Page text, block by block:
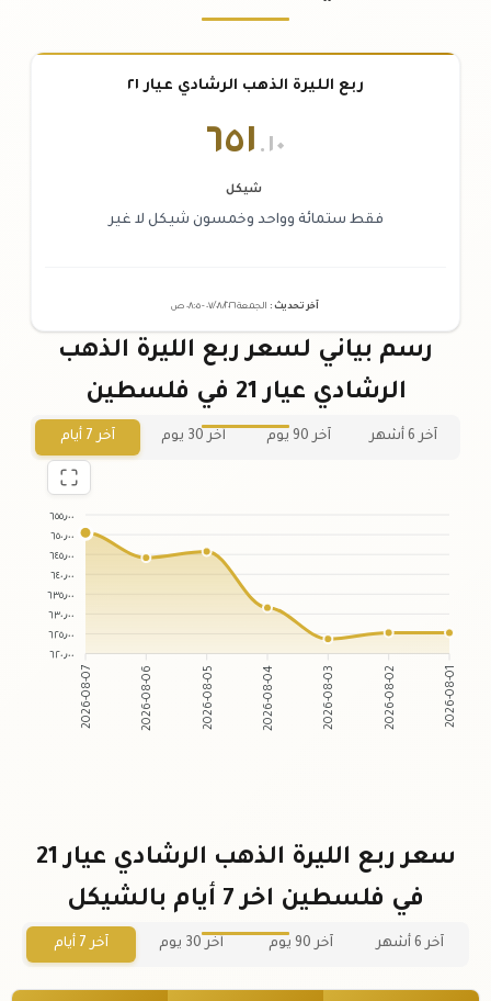
ربع الليرة الذهب الرشادي عيار ٢١
٦٥١ .١٠
شيكل
فقط ستمائة وواحد وخمسون شيكل لا غير
آخر تحديث : الجمعة ٠٧ /٠٨/٢٠٢٦ - ٠٨:٠٥ ص
رسم بياني لسعر ربع الليرة الذهب
الرشادي عيار 21 في فلسطين
آخر 6 أشهر آخر 90 يوم آخر 30 يوم آخر 7 أيام
٦٥٥٫٠٠
٦٥٠٫٠٠
٦٤٥٫٠٠
٦٤٠٫٠٠
٦٣٥٫٠٠
٦٣٠٫٠٠
٦٢٥٫٠٠
٦٢٠٫٠٠
2026-08-07 2026-08-06 2026-08-05 2026-08-04 2026-08-03 2026-08-02 2026-08-01
سعر ربع الليرة الذهب الرشادي عيار 21
في فلسطين اخر 7 أيام بالشيكل
آخر 6 أشهر آخر 90 يوم آخر 30 يوم آخر 7 أيام